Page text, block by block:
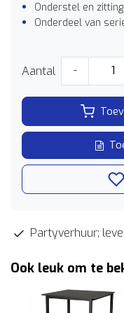
Onderstel en
Onderdeel van
Aantal -
Partyverhuur;
Ook leuk om te